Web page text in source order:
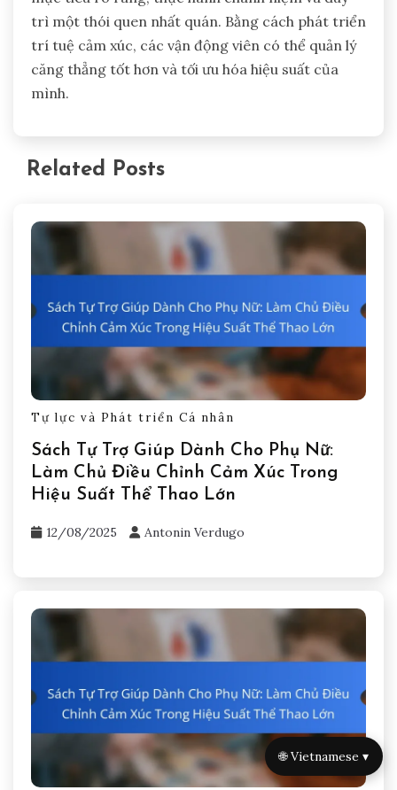
trì một thói quen nhất quán. Bằng cách phát triển
trí tuệ cảm xúc, các vận động viên có thể quản lý
căng thẳng tốt hơn và tối ưu hóa hiệu suất của
mình.
Related Posts
Tự lực và Phát triển Cá nhân
Sách Tự Trợ Giúp Dành Cho Phụ Nữ:
Làm Chủ Điều Chỉnh Cảm Xúc Trong
Hiệu Suất Thể Thao Lớn
12/08/2025 Antonin Verdugo
🌐 Vietnamese ▾